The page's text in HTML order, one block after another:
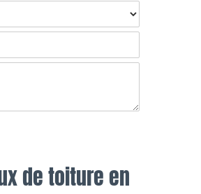
de toiture en